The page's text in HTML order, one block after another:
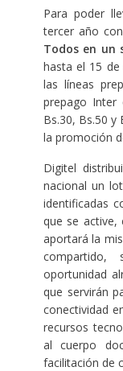
Para poder
tercer año
Todos en un
hasta el 15 de
las líneas
prepago Inter
Bs.30, Bs.50 y
la promoción
Digitel
nacional un
identificadas
que se active,
aportará la
compartido,
oportunidad
que servirán
conectividad
recursos
al cuerpo
facilitación de